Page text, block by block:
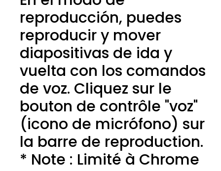
reproducción, puedes
reproducir y mover
diapositivas de ida y
vuelta con los comandos
de voz. Cliquez sur le
bouton de contrôle "voz"
(icono de micrófono) sur
la barre de reproduction.
* Note : Limité à Chrome